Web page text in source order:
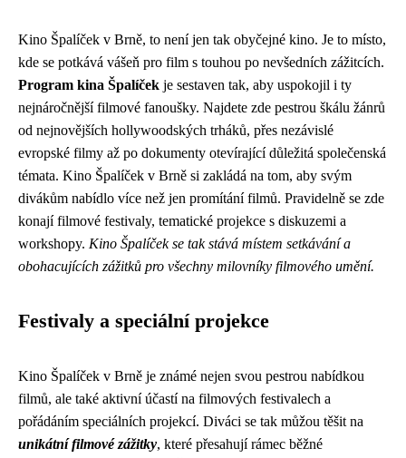
Kino Špalíček v Brně, to není jen tak obyčejné kino. Je to místo,
kde se potkává vášeň pro film s touhou po nevšedních zážitcích.
Program kina Špalíček je sestaven tak, aby uspokojil i ty
nejnáročnější filmové fanoušky. Najdete zde pestrou škálu žánrů
od nejnovějších hollywoodských trháků, přes nezávislé
evropské filmy až po dokumenty otevírající důležitá společenská
témata. Kino Špalíček v Brně si zakládá na tom, aby svým
divákům nabídlo více než jen promítání filmů. Pravidelně se zde
konají filmové festivaly, tematické projekce s diskuzemi a
workshopy. Kino Špalíček se tak stává místem setkávání a
obohacujících zážitků pro všechny milovníky filmového umění.
Festivaly a speciální projekce
Kino Špalíček v Brně je známé nejen svou pestrou nabídkou
filmů, ale také aktivní účastí na filmových festivalech a
pořádáním speciálních projekcí. Diváci se tak můžou těšit na
unikátní filmové zážitky, které přesahují rámec běžné